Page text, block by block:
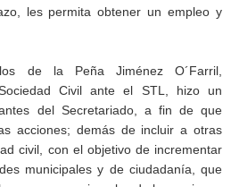
les permita obtener un empleo y
de la Peña Jiménez O´Farril,
Civil ante el STL, hizo un
del Secretariado, a fin de que
acciones; demás de incluir a otras
civil, con el objetivo de incrementar
municipales y de ciudadanía, que